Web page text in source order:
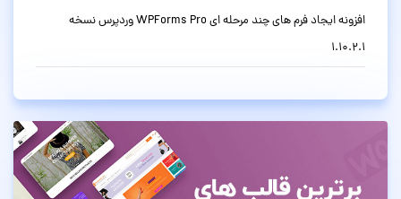
افزونه ایجاد فرم های چند مرحله ای WPForms Pro وردپرس نسخه
1.10.2.1